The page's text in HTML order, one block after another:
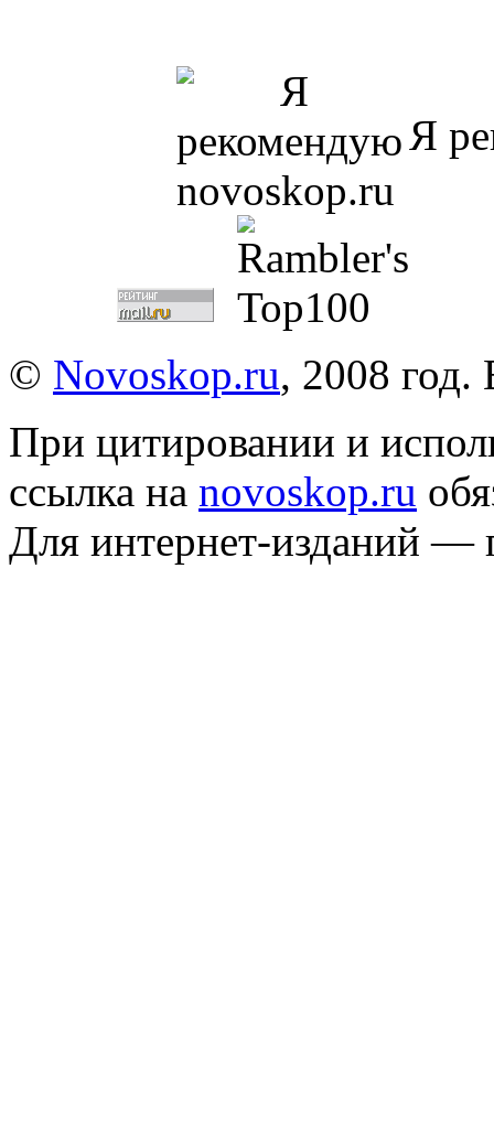
Я
© Novoskop.ru, 2008
При цитировании и
ссылка на novoskop.ru
Для интернет-изданий —